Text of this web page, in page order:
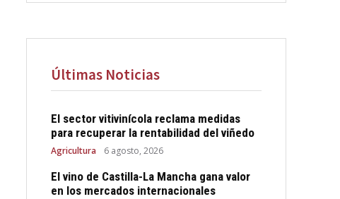
Últimas Noticias
El sector vitivinícola reclama medidas
para recuperar la rentabilidad del viñedo
Agricultura 6 agosto, 2026
El vino de Castilla-La Mancha gana valor
en los mercados internacionales